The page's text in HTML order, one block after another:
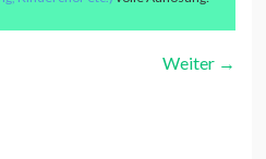
Weiter →